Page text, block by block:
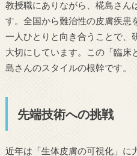
教授職にありながら、椛島さん
す。全国から難治性の皮膚疾患
一人ひとりと向き合うことで、
大切にしています。この「臨床
島さんのスタイルの根幹です。
先端技術への挑戦
近年は「生体皮膚の可視化」に